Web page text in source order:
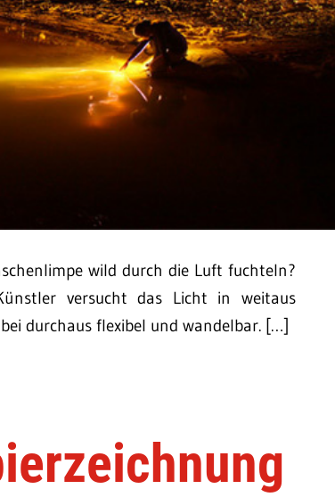
wild durch die Luft fuchteln?
versucht das Licht in weitaus
durchaus flexibel und wandelbar. […]